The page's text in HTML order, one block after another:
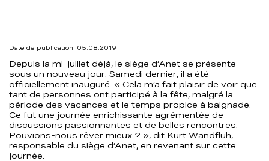
Date de publication: 05.08.2019
Depuis la mi-juillet déjà, le siège d’Anet se présente
sous un nouveau jour. Samedi dernier, il a été
officiellement inauguré. « Cela m’a fait plaisir de voir que
tant de personnes ont participé à la fête, malgré la
période des vacances et le temps propice à baignade.
Ce fut une journée enrichissante agrémentée de
discussions passionnantes et de belles rencontres.
Pouvions-nous rêver mieux ? », dit Kurt Wandfluh,
responsable du siège d’Anet, en revenant sur cette
journée.